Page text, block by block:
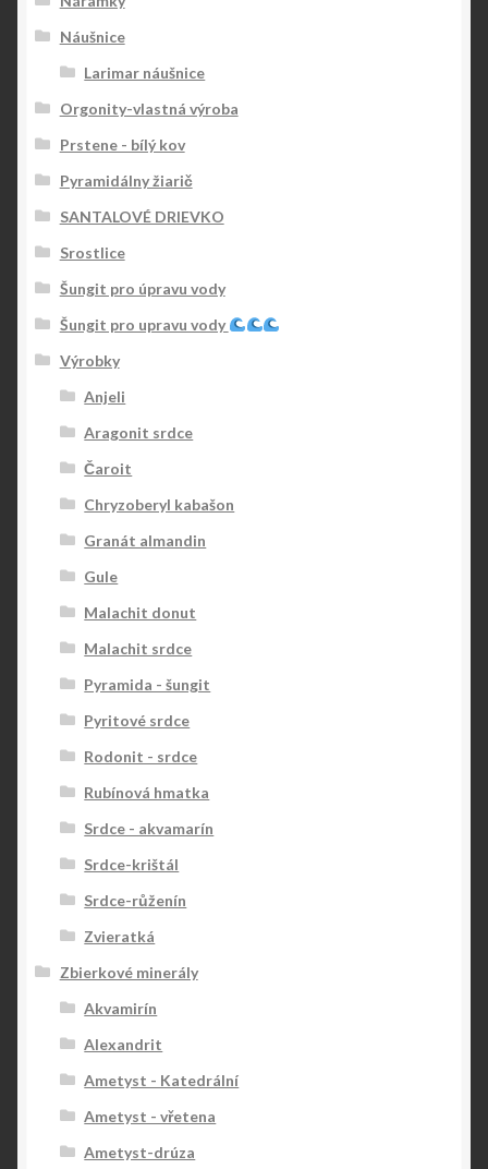
Náušnice
Larimar náušnice
Orgonity-vlastná výroba
Prstene - bílý kov
Pyramidálny žiarič
SANTALOVÉ DRIEVKO
Srostlice
Šungit pro úpravu vody
Šungit pro upravu vody
Výrobky
Anjeli
Aragonit srdce
Čaroit
Chryzoberyl kabašon
Granát almandin
Gule
Malachit donut
Malachit srdce
Pyramida - šungit
Pyritové srdce
Rodonit - srdce
Rubínová hmatka
Srdce - akvamarín
Srdce-krištál
Srdce-růženín
Zvieratká
Zbierkové minerály
Akvamirín
Alexandrit
Ametyst - Katedrální
Ametyst - vřetena
Ametyst-drúza